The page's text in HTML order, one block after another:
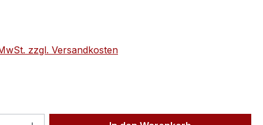
zzgl. Versandkosten